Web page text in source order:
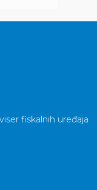
fiskalnih uređaja